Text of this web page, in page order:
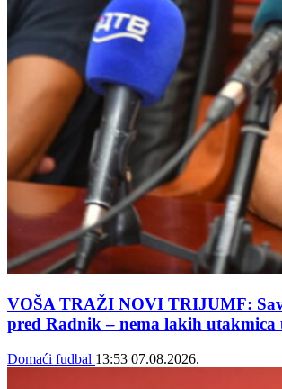
VOŠA TRAŽI NOVI TRIJUMF:
pred Radnik – nema lakih utakmica
Domaći fudbal 13:53 07.08.2026.